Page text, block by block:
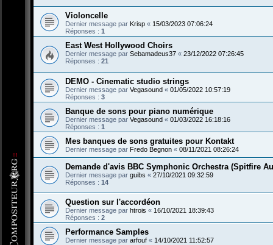
Violoncelle
Dernier message par Krisp « 15/03/2023 07:06:24
Réponses : 1
East West Hollywood Choirs
Dernier message par Sebamadeus37 « 23/12/2022 07:26:45
Réponses : 21
DEMO - Cinematic studio strings
Dernier message par Vegasound « 01/05/2022 10:57:19
Réponses : 3
Banque de sons pour piano numérique
Dernier message par Vegasound « 01/03/2022 16:18:16
Réponses : 1
Mes banques de sons gratuites pour Kontakt
Dernier message par Fredo Begnon « 08/11/2021 08:26:24
Demande d'avis BBC Symphonic Orchestra (Spitfire
Dernier message par guibs « 27/10/2021 09:32:59
Réponses : 14
Question sur l'accordéon
Dernier message par htrois « 16/10/2021 18:39:43
Réponses : 2
Performance Samples
Dernier message par arfouf « 14/10/2021 11:52:57